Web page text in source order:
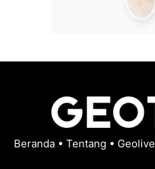
Beranda • Tentang • Geolive